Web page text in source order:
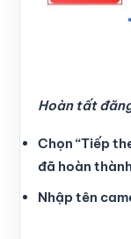
Hoàn tất
Chọn “Tiếp
đã hoàn
Nhập tên